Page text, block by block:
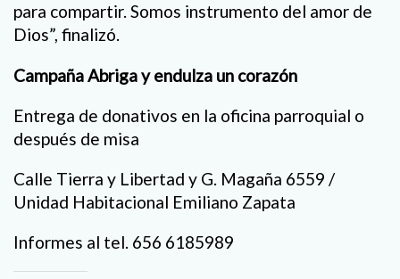
para compartir. Somos instrumento del amor de
Dios”, finalizó.
Campaña Abriga y endulza un corazón
Entrega de donativos en la oficina parroquial o
después de misa
Calle Tierra y Libertad y G. Magaña 6559 /
Unidad Habitacional Emiliano Zapata
Informes al tel. 656 6185989